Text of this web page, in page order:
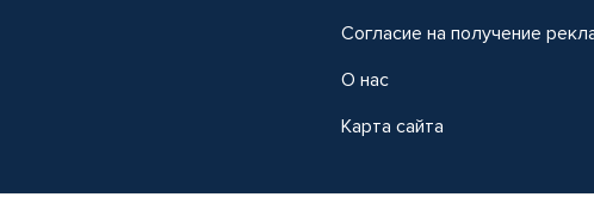
Согласие на получение
О нас
Карта сайта